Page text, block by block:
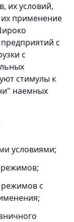
их условий,
их применение
с
с
стимулы к
наемных
условиями;
с